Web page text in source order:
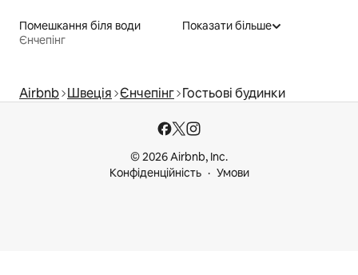
Помешкання біля води
Єнчепінг
Показати більше
Airbnb Швеція Єнчепінг Гостьові будинки
© 2026 Airbnb, Inc.
Конфіденційність
Умови